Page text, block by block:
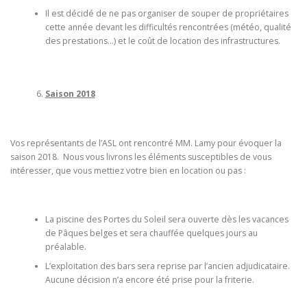
Il est décidé de ne pas organiser de souper de propriétaires
cette année devant les difficultés rencontrées (météo, qualité
des prestations…) et le coût de location des infrastructures.
Saison 2018
Vos représentants de l’ASL ont rencontré MM. Lamy pour évoquer la
saison 2018. Nous vous livrons les éléments susceptibles de vous
intéresser, que vous mettiez votre bien en location ou pas :
La piscine des Portes du Soleil sera ouverte dès les vacances
de Pâques belges et sera chauffée quelques jours au
préalable.
L’exploitation des bars sera reprise par l’ancien adjudicataire.
Aucune décision n’a encore été prise pour la friterie.